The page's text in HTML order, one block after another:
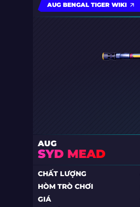
AUG BENGAL TIGER WIKI
AUG
SYD MEAD
CHẤT LƯỢNG
HÒM TRÒ CHƠI
GIÁ